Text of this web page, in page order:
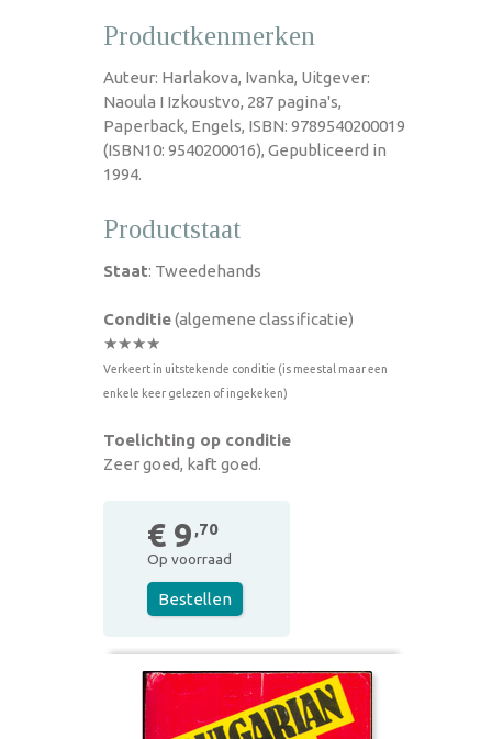
Productkenmerken
Auteur: Harlakova, Ivanka, Uitgever:
Naoula I Izkoustvo, 287 pagina's,
Paperback, Engels, ISBN: 9789540200019
(ISBN10: 9540200016), Gepubliceerd in
1994.
Productstaat
Staat: Tweedehands
Conditie(algemene classificatie)
★★★★
Verkeert in uitstekende conditie (is meestal maar een
enkele keer gelezen of ingekeken)
Toelichting op conditie
Zeer goed, kaft goed.
€ 9 ,70
Op voorraad
Bestellen